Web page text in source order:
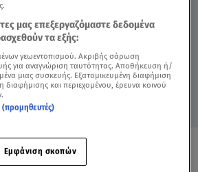
2026
μας επεξεργαζόμαστε δεδομένα
τα εξής:
γεωεντοπισμού. Ακριβής σάρωση
για αναγνώριση ταυτότητας. Αποθήκευση ή/
μιας συσκευής. Εξατομικευμένη διαφήμιση
διαφήμισης και περιεχομένου, έρευνα κοινού
Εμφάνιση σκοπών